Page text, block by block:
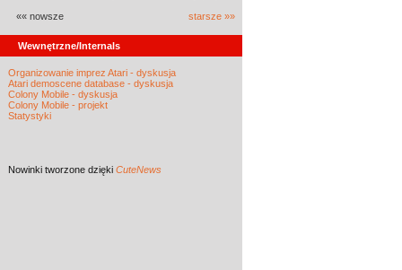
«« nowsze starsze »»
Wewnętrzne/Internals
Organizowanie imprez Atari - dyskusja
Atari demoscene database - dyskusja
Colony Mobile - dyskusja
Colony Mobile - projekt
Statystyki
Nowinki tworzone dzięki CuteNews